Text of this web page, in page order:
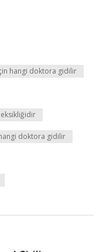
hangi doktora gidilir
doktora gidilir